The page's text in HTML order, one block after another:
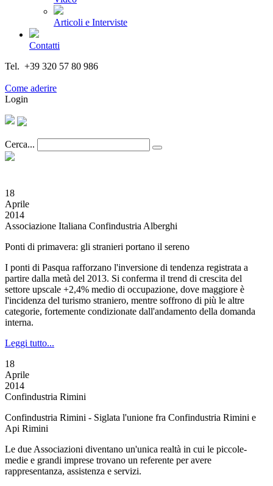
Articoli e Interviste
Contatti
Tel. +39 320 57 80 986
Come aderire
Login
Cerca...
18
Aprile
2014
Associazione Italiana Confindustria Alberghi
Ponti di primavera: gli stranieri portano il sereno
I ponti di Pasqua rafforzano l'inversione di tendenza registrata a
partire dalla metà del 2013. Si conferma il trend di crescita del
settore upscale +2,4% medio di occupazione, dove maggiore è
l'incidenza del turismo straniero, mentre soffrono di più le altre
categorie, fortemente condizionate dall'andamento della domanda
interna.
Leggi tutto...
18
Aprile
2014
Confindustria Rimini
Confindustria Rimini - Siglata l'unione fra Confindustria Rimini e
Api Rimini
Le due Associazioni diventano un'unica realtà in cui le piccole-
medie e grandi imprese trovano un referente per avere
rappresentanza, assistenza e servizi.